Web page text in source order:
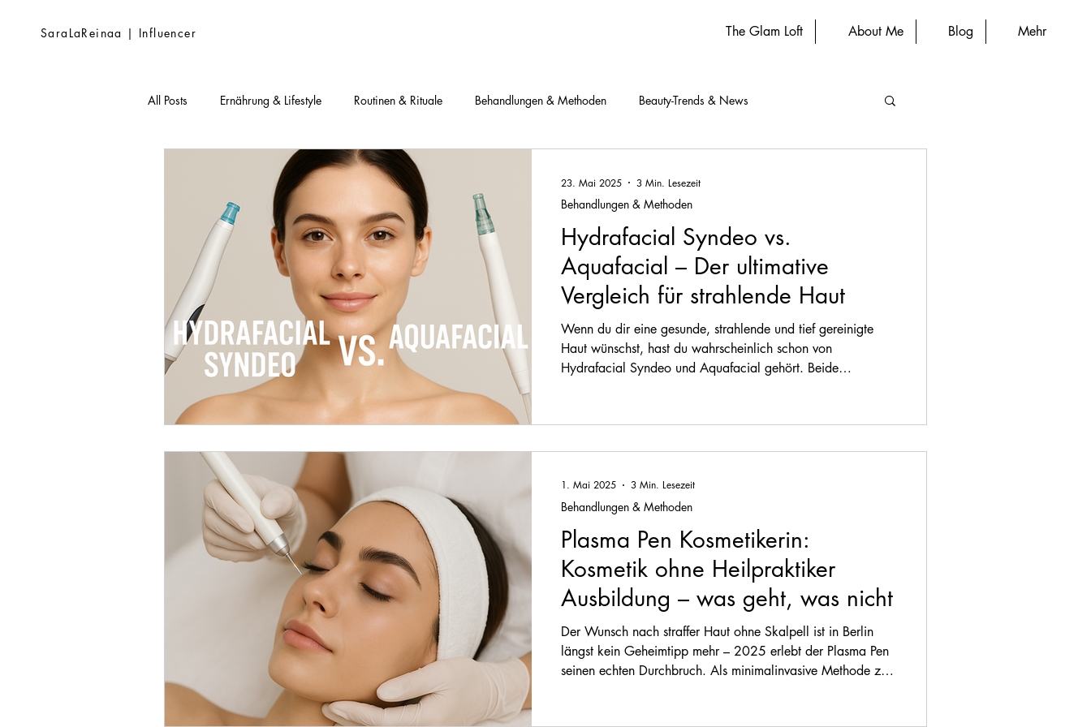
SaraLaReinaa | Influencer The Glam Loft About Me Blog Mehr
All Posts Ernährung & Lifestyle Routinen & Rituale Behandlungen & Methoden Beauty-Trends & News
Hautpflege Grundlagen Inhaltsstoffe verstehen
Hydrafacial Syndeo vs.
Aquafacial – Der ultimative
Vergleich für strahlende Haut
Wenn du dir eine gesunde, strahlende und tief gereinigte
Haut wünschst, hast du wahrscheinlich schon von
Hydrafacial Syndeo und Aquafacial gehört. Beide
Feuchtigkeit zu versorgen und den natürlichen Glow
sie?
Behandlungen & Methoden
23. Mai 2025 3 Min. Lesezeit
Plasma Pen Kosmetikerin:
Kosmetik ohne Heilpraktiker
Ausbildung – was geht, was nicht
Der Wunsch nach straffer Haut ohne Skalpell ist in Berlin
längst kein Geheimtipp mehr – 2025 erlebt der Plasma Pen
seinen echten Durchbruch. Als minimalinvasive Methode zur
Behandlungen & Methoden
1. Mai 2025 3 Min. Lesezeit